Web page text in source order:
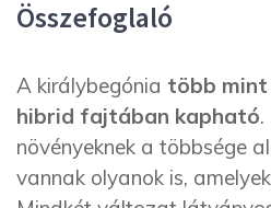
Összefoglaló
A királybegónia több mint
hibrid fajtában kapható.
növényeknek a többsége
vannak olyanok is,